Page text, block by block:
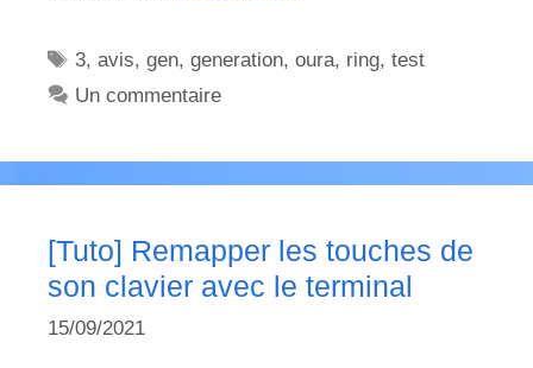
Étiquettes
3,avis,gen,generation,oura, ring,test
Un commentaire
[Tuto] Remapper les touches de
son clavier avec le terminal
15/09/2021